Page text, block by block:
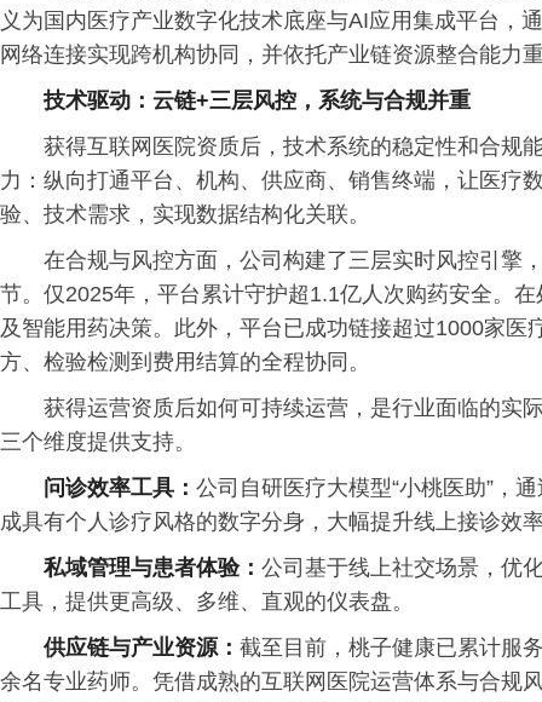
义为国内医疗产业数字化技术底座与AI应用集成平台，
网络连接实现跨机构协同，并依托产业链资源整合能力
技术驱动：云链+三层风控，系统与合规并重
获得互联网医院资质后，技术系统的稳定性和合规
力：纵向打通平台、机构、供应商、销售终端，让医疗
验、技术需求，实现数据结构化关联。
在合规与风控方面，公司构建了三层实时风控引擎
节。仅2025年，平台累计守护超1.1亿人次购药安全。
及智能用药决策。此外，平台已成功链接超过1000家
方、检验检测到费用结算的全程协同。
获得运营资质后如何可持续运营，是行业面临的实
三个维度提供支持。
问诊效率工具： 公司自研医疗大模型“小桃医助”，
成具有个人诊疗风格的数字分身，大幅提升线上接诊效
私域管理与患者体验： 公司基于线上社交场景，优
工具，提供更高级、多维、直观的仪表盘。
供应链与产业资源： 截至目前，桃子健康已累计服
余名专业药师。凭借成熟的互联网医院运营体系与合规